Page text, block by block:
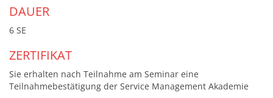
DAUER
6 SE
ZERTIFIKAT
Sie erhalten nach Teilnahme am Seminar eine
Teilnahmebestätigung der Service Management Akademie